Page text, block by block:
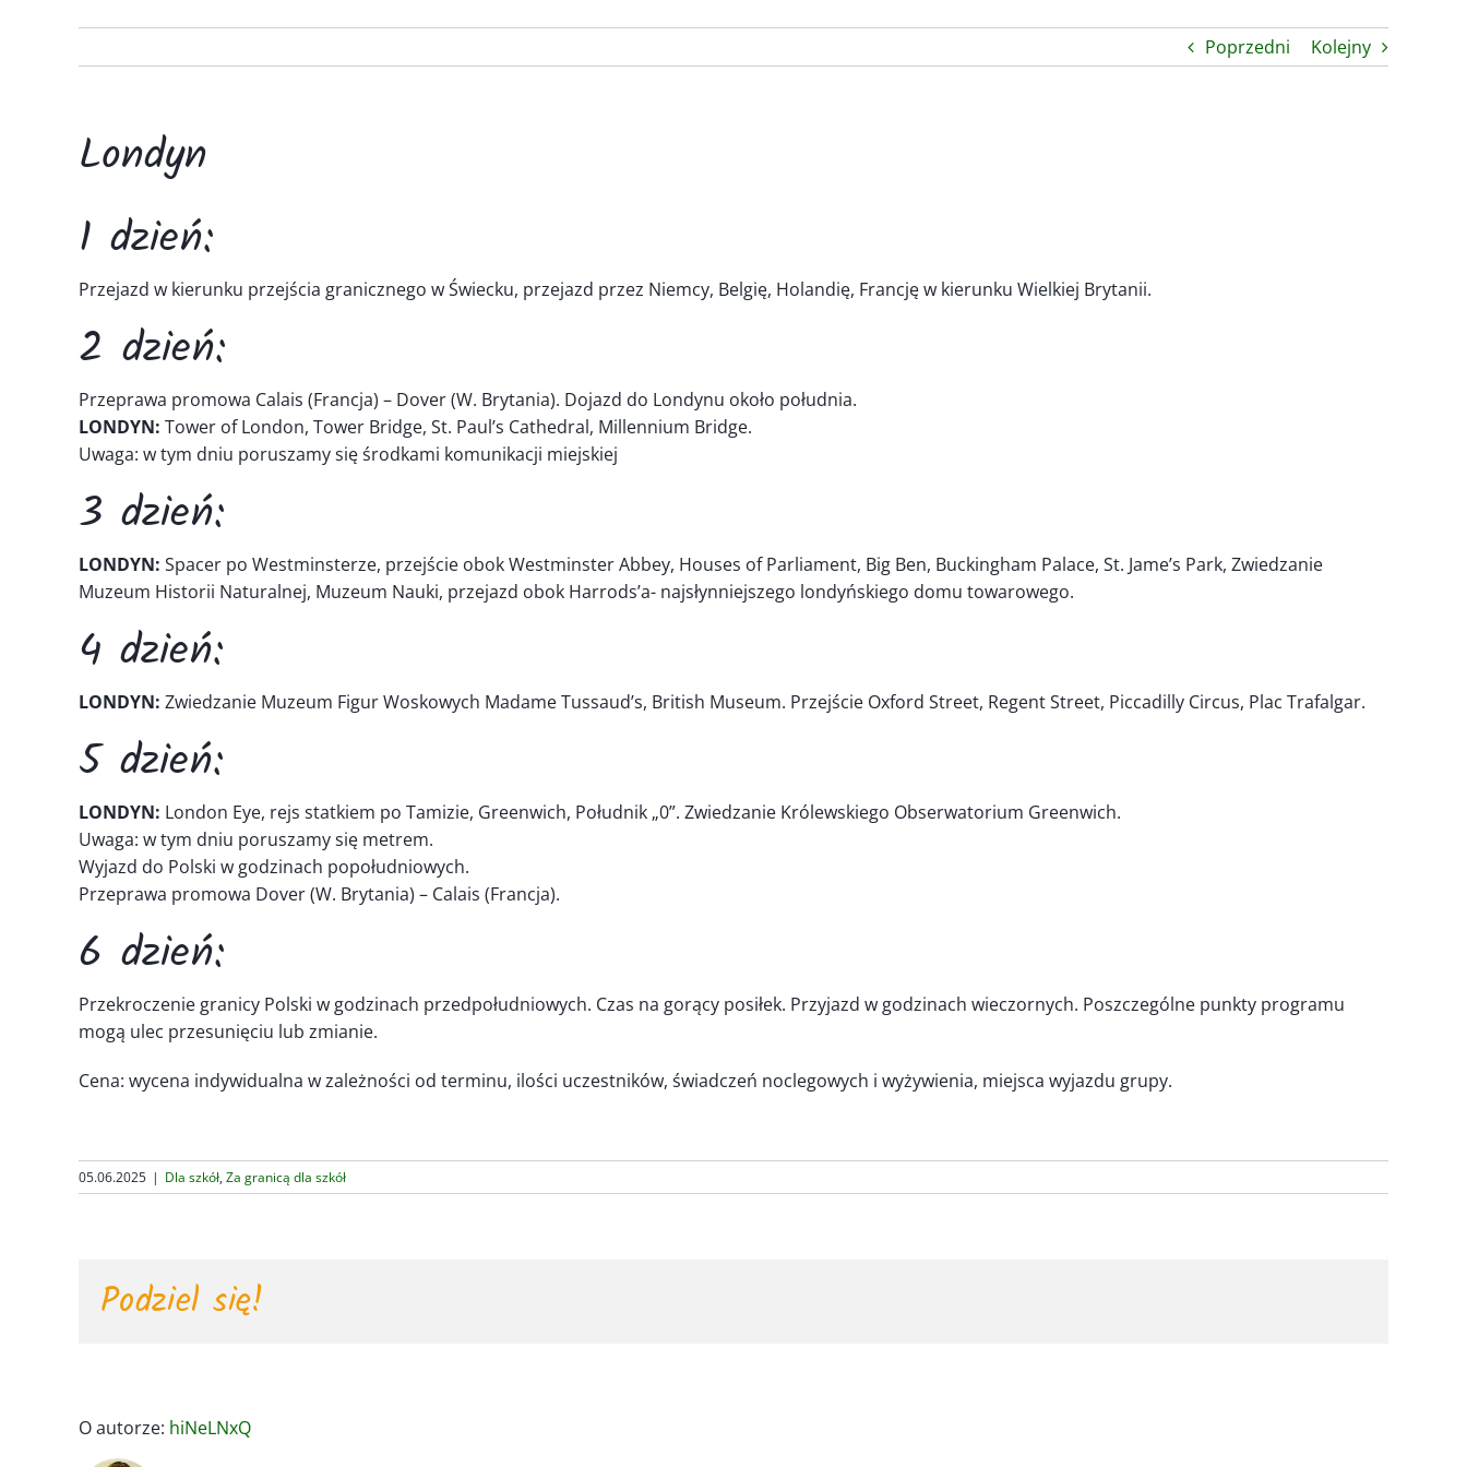
Poprzedni Kolejny
Londyn
1 dzień:
Przejazd w kierunku przejścia granicznego w Świecku, przejazd przez Niemcy, Belgię, Holandię, Francję w kierunku Wielkiej Brytanii.
2 dzień:
Przeprawa promowa Calais (Francja) – Dover (W. Brytania). Dojazd do Londynu około południa.
LONDYN: Tower of London, Tower Bridge, St. Paul’s Cathedral, Millennium Bridge.
Uwaga: w tym dniu poruszamy się środkami komunikacji miejskiej
3 dzień:
LONDYN: Spacer po Westminsterze, przejście obok Westminster Abbey, Houses of Parliament, Big Ben, Buckingham Palace, St. Jame’s Park, Zwiedzanie
Muzeum Historii Naturalnej, Muzeum Nauki, przejazd obok Harrods’a- najsłynniejszego londyńskiego domu towarowego.
4 dzień:
LONDYN: Zwiedzanie Muzeum Figur Woskowych Madame Tussaud’s, British Museum. Przejście Oxford Street, Regent Street, Piccadilly Circus, Plac Trafalgar.
5 dzień:
LONDYN: London Eye, rejs statkiem po Tamizie, Greenwich, Południk „0”. Zwiedzanie Królewskiego Obserwatorium Greenwich.
Uwaga: w tym dniu poruszamy się metrem.
Wyjazd do Polski w godzinach popołudniowych.
Przeprawa promowa Dover (W. Brytania) – Calais (Francja).
6 dzień:
Przekroczenie granicy Polski w godzinach przedpołudniowych. Czas na gorący posiłek. Przyjazd w godzinach wieczornych. Poszczególne punkty programu
mogą ulec przesunięciu lub zmianie.
Cena: wycena indywidualna w zależności od terminu, ilości uczestników, świadczeń noclegowych i wyżywienia, miejsca wyjazdu grupy.
05.06.2025 | Dla szkół, Za granicą dla szkół
Podziel się!
O autorze: hiNeLNxQ